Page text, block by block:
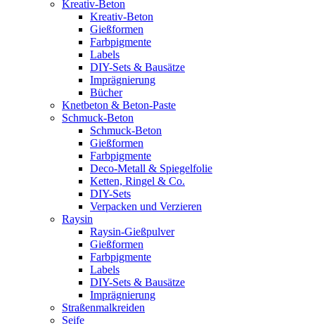
Kreativ-Beton
Kreativ-Beton
Gießformen
Farbpigmente
Labels
DIY-Sets & Bausätze
Imprägnierung
Bücher
Knetbeton & Beton-Paste
Schmuck-Beton
Schmuck-Beton
Gießformen
Farbpigmente
Deco-Metall & Spiegelfolie
Ketten, Ringel & Co.
DIY-Sets
Verpacken und Verzieren
Raysin
Raysin-Gießpulver
Gießformen
Farbpigmente
Labels
DIY-Sets & Bausätze
Imprägnierung
Straßenmalkreiden
Seife